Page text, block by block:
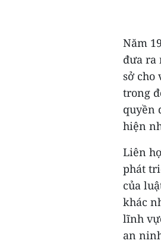
Năm
đưa ra
sở cho
trong
quyền
hiện
Liên
phát
của
khác
lĩnh
an